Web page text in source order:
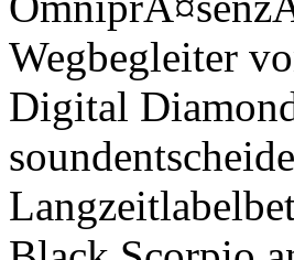
Wegbegleiter
Digital